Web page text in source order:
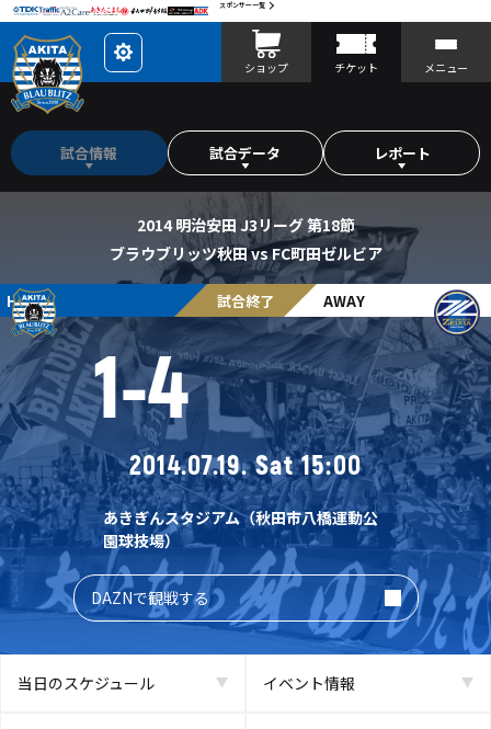
スポンサー一覧
レ
イ
ア
を
タ
マ
ズ
ショップ チケット メニュー
試合情報 試合データ レポート
2014 明治安田 J3リーグ 第18節
ブラウブリッツ秋田 vs FC町田ゼルビア
HOME 試合終了 AWAY
1-4
2014.07.19. Sat 15:00
あきぎんスタジアム（秋田市八橋運動公
園球技場）
DAZNで観戦する
当日のスケジュール イベント情報